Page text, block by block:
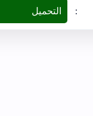
: التحميل